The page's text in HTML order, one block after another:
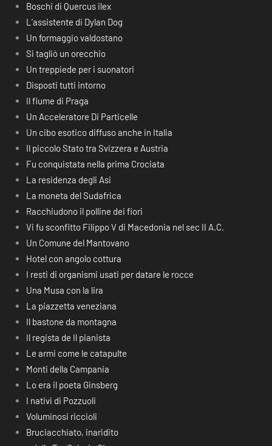
Boschi di Quercus ilex
L’assistente di Dylan Dog
Un formaggio valdostano
Si tagliò un orecchio
Un treppiede per i suonatori
Disposti tutti intorno
Il fiume di Praga
Un Acceleratore Di Particelle
Un cibo esotico diffuso anche in Italia
Il piccolo Stato tra Svizzera e Austria
Fu conquistata nella prima Crociata
La residenza degli Asi
La moneta del Sudafrica
Racchiudono il polline dei fiori
Vi fu sconfitto Filippo V di Macedonia nel sec II A.C.
Un Comune del Mantovano
Hotel con angolo cottura
I resti di organismi usati per datare le rocce
Una Musa con la lira
La piazzetta veneziana
Il bastone da montagna
Il regista de Il pianista
Le armi come le catapulte
Monti della Campania
Lo era il poeta Ginsberg
I nativi di Pozzuoli
Voluminosi riccioli
Bruciacchiato, inaridito